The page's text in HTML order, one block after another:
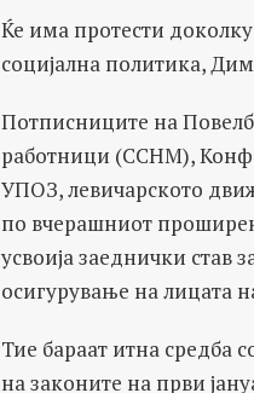
Ќе има протести
социјална политика,
Потписниците на
работници (ССНМ),
УПОЗ, левичарското
по вчерашниот
усвоија заеднички став
осигурување на лицата
Тие бараат итна средба
на законите на први